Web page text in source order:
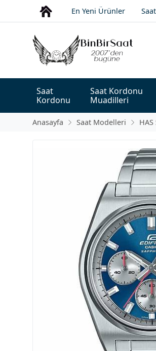
En Yeni Ürünler
Saat
Kordonu
Saat Kordonu
Muadilleri
Anasayfa Saat Modelleri HAS